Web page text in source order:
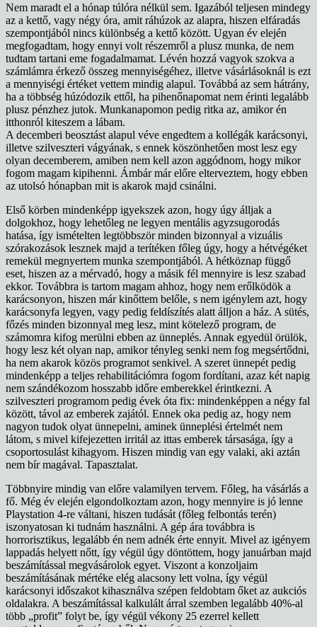
Nem maradt el a hónap túlóra nélkül sem. Igazából teljesen mindegy
az a kettő, vagy négy óra, amit ráhúzok az alapra, hiszen elfáradás
szempontjából nincs különbség a kettő között. Ugyan év elején
megfogadtam, hogy ennyi volt részemről a plusz munka, de nem
tudtam tartani eme fogadalmamat. Lévén hozzá vagyok szokva a
számlámra érkező összeg mennyiségéhez, illetve vásárlásoknál is ezt
a mennyiségi értéket vettem mindig alapul. Továbbá az sem hátrány,
ha a többség húzódozik ettől, ha pihenőnapomat nem érinti legalább
plusz pénzhez jutok. Munkanapomon pedig ritka az, amikor én
itthonról kiteszem a lábam.
A decemberi beosztást alapul véve engedtem a kollégák karácsonyi,
illetve szilveszteri vágyának, s ennek köszönhetően most lesz egy
olyan decemberem, amiben nem kell azon aggódnom, hogy mikor
fogom magam kipihenni. Ámbár már előre elterveztem, hogy ebben
az utolsó hónapban mit is akarok majd csinálni.
Első körben mindenképp igyekszek azon, hogy úgy álljak a
dolgokhoz, hogy lehetőleg ne legyen mentális agyzsugorodás
hatása, így ismételten legtöbbször minden bizonnyal a vizuális
szórakozások lesznek majd a terítéken főleg úgy, hogy a hétvégéket
remekül megnyertem munka szempontjából. A hétköznap függő
eset, hiszen az a mérvadó, hogy a másik fél mennyire is lesz szabad
ekkor. Továbbra is tartom magam ahhoz, hogy nem erőlködök a
karácsonyon, hiszen már kinőttem belőle, s nem igénylem azt, hogy
karácsonyfa legyen, vagy pedig feldíszítés alatt álljon a ház. A sütés,
főzés minden bizonnyal meg lesz, mint kötelező program, de
számomra kifog merülni ebben az ünneplés. Annak egyedül örülök,
hogy lesz két olyan nap, amikor tényleg senki nem fog megsértődni,
ha nem akarok közös programot senkivel. A szeret ünnepét pedig
mindenképp a teljes rehabilitációmra fogom fordítani, azaz két napig
nem szándékozom hosszabb időre emberekkel érintkezni. A
szilveszteri programom pedig évek óta fix: mindenképpen a négy fal
között, távol az emberek zajától. Ennek oka pedig az, hogy nem
nagyon tudok olyat ünnepelni, aminek ünneplési értelmét nem
látom, s mivel kifejezetten irritál az ittas emberek társasága, így a
csoportosulást kihagyom. Hiszen mindig van egy valaki, aki aztán
nem bír magával. Tapasztalat.
Többnyire mindig van előre valamilyen tervem. Főleg, ha vásárlás a
fő. Még év elején elgondolkoztam azon, hogy mennyire is jó lenne
Playstation 4-re váltani, hiszen tudását (főleg felbontás terén)
iszonyatosan ki tudnám használni. A gép ára továbbra is
horrorisztikus, legalább én nem adnék érte ennyit. Mivel az igényem
lappadás helyett nőtt, így végül úgy döntöttem, hogy januárban majd
beszámítással megvásárolok egyet. Viszont a konzoljaim
beszámításának mértéke elég alacsony lett volna, így végül
karácsonyi időszakot kihasználva szépen feldobtam őket az aukciós
oldalakra. A beszámítással kalkulált árral szemben legalább 40%-al
több „profit” folyt be, így végül vékony 25 ezerrel kellett